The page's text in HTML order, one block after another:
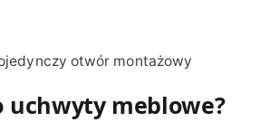
otwór montażowy
uchwyty meblowe?